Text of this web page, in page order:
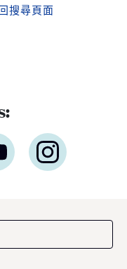
搜尋頁面